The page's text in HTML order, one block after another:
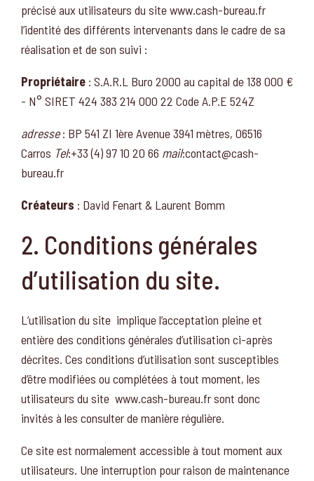
précisé aux utilisateurs du site www.cash-bureau.fr
l’identité des différents intervenants dans le cadre de sa
réalisation et de son suivi :
Propriétaire : S.A.R.L Buro 2000 au capital de 138 000 €
- N° SIRET 424 383 214 000 22 Code A.P.E 524Z
adresse: BP 541 ZI 1ère Avenue 3941 mètres, 06516
Carros Tel:+33 (4) 97 10 20 66 mail:contact@cash-
bureau.fr
Créateurs : David Fenart & Laurent Bomm
2. Conditions générales
d’utilisation du site.
L’utilisation du site implique l’acceptation pleine et
entière des conditions générales d’utilisation ci-après
décrites. Ces conditions d’utilisation sont susceptibles
d’être modifiées ou complétées à tout moment, les
utilisateurs du site www.cash-bureau.fr sont donc
invités à les consulter de manière régulière.
Ce site est normalement accessible à tout moment aux
utilisateurs. Une interruption pour raison de maintenance